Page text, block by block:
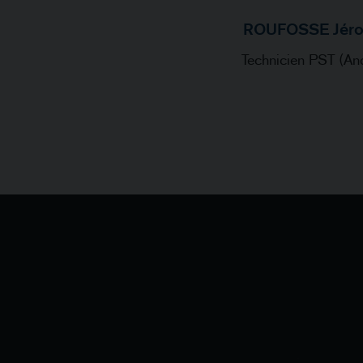
ROUFOSSE
Technicien PST